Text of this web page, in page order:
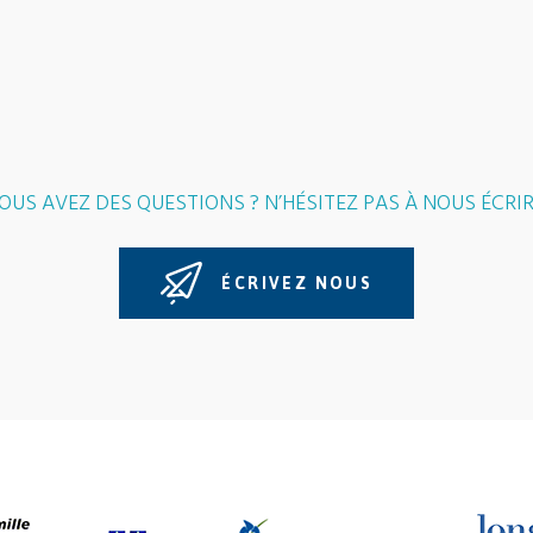
AVEZ DES QUESTIONS ? N’HÉSITEZ PAS À NOUS
ÉCRIVEZ NOUS